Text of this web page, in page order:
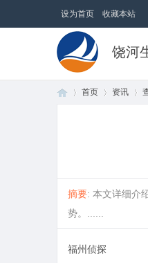
设为首页 收藏本站
饶河
首页 资讯
摘要: 本文详细介
势。......
福州侦探